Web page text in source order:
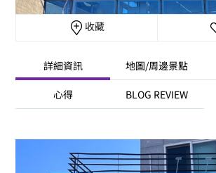
收藏
詳細資訊 地圖/周邊景點
心得 BLOG REVIEW